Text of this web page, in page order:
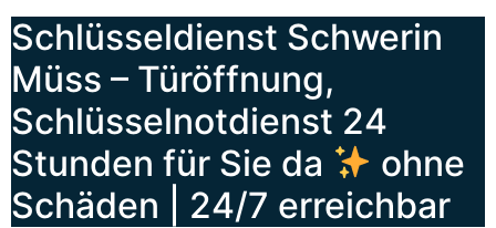
Schlüsseldienst Schwerin
Müss – Türöffnung,
Schlüsselnotdienst 24
Stunden für Sie da
ohne
Schäden | 24/7 erreichbar